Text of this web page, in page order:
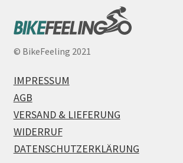
© BikeFeeling 2021
IMPRESSUM
AGB
VERSAND & LIEFERUNG
WIDERRUF
DATENSCHUTZERKLÄRUNG